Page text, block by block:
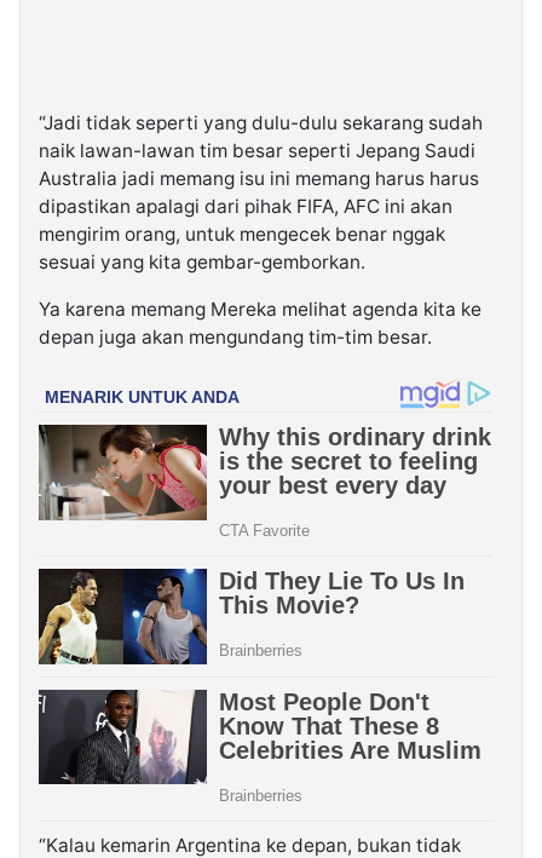
“Jadi tidak seperti yang dulu-dulu sekarang sudah
naik lawan-lawan tim besar seperti Jepang Saudi
Australia jadi memang isu ini memang harus harus
dipastikan apalagi dari pihak FIFA, AFC ini akan
mengirim orang, untuk mengecek benar nggak
sesuai yang kita gembar-gemborkan.
Ya karena memang Mereka melihat agenda kita ke
depan juga akan mengundang tim-tim besar.
“Kalau kemarin Argentina ke depan, bukan tidak